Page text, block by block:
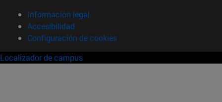
Información legal
Accesibilidad
Configuración de cookies
Localizador de campus